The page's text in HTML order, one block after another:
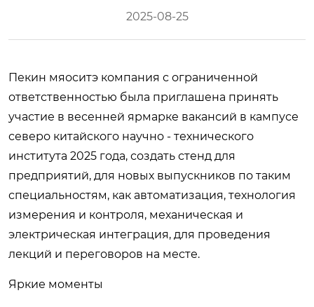
2025-08-25
Пекин мяоситэ компания с ограниченной
ответственностью была приглашена принять
участие в весенней ярмарке вакансий в кампусе
северо китайского научно - технического
института 2025 года, создать стенд для
предприятий, для новых выпускников по таким
специальностям, как автоматизация, технология
измерения и контроля, механическая и
электрическая интеграция, для проведения
лекций и переговоров на месте.
Яркие моменты